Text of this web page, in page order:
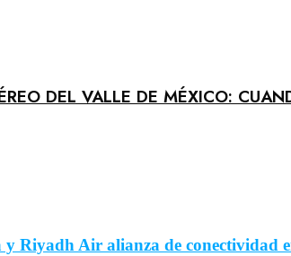
DEL VALLE DE MÉXICO:
Riyadh Air alianza de conectividad